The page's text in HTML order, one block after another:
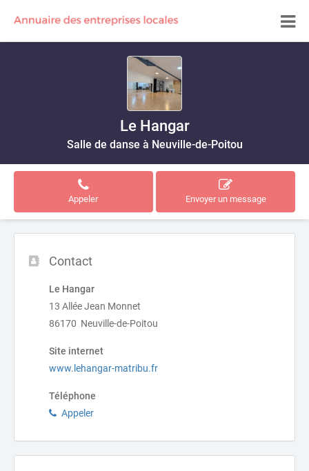
Le Hangar
Salle de danse à Neuville-de-Poitou
Appeler Envoyer un message
Contact
Le Hangar
13 Allée Jean Monnet
86170 Neuville-de-Poitou
Site internet
www.lehangar-matribu.fr
Téléphone
Appeler